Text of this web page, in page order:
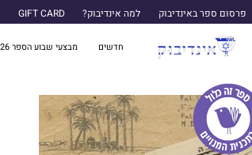
פרסום ספר באינדיבוק למה אינדיבוק? GIFT CARD
חדשים מבצעי שבוע הספר 2026